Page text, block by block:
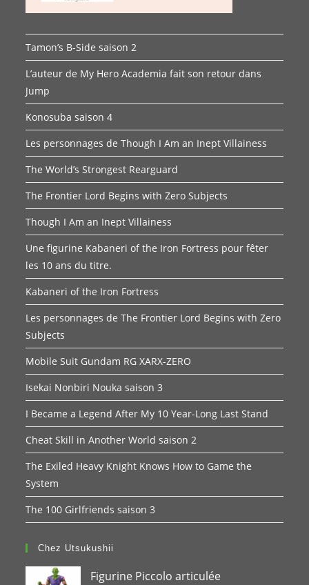
Tamon’s B-Side saison 2
L’auteur de My Hero Academia fait son retour dans
Jump
Konosuba saison 4
Les personnages de Though I Am an Inept Villainess
The World’s Strongest Rearguard
The Frontier Lord Begins with Zero Subjects
Though I Am an Inept Villainess
Une figurine Kabaneri of the Iron Fortress pour fêter
les 10 ans du titre.
Kabaneri of the Iron Fortress
Les personnages de The Frontier Lord Begins with Zero
Subjects
Mobile Suit Gundam RG XARX-ZERO
Isekai Nonbiri Nouka saison 3
I Became a Legend After My 10 Year-Long Last Stand
Cheat Skill in Another World saison 2
The Exiled Heavy Knight Knows How to Game the
System
The 100 Girlfriends saison 3
Chez Utsukushii
Figurine Piccolo articulée